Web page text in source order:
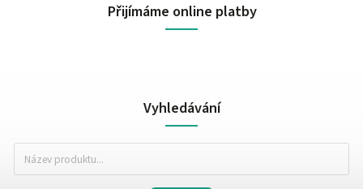
Přijímáme online platby
Vyhledávání